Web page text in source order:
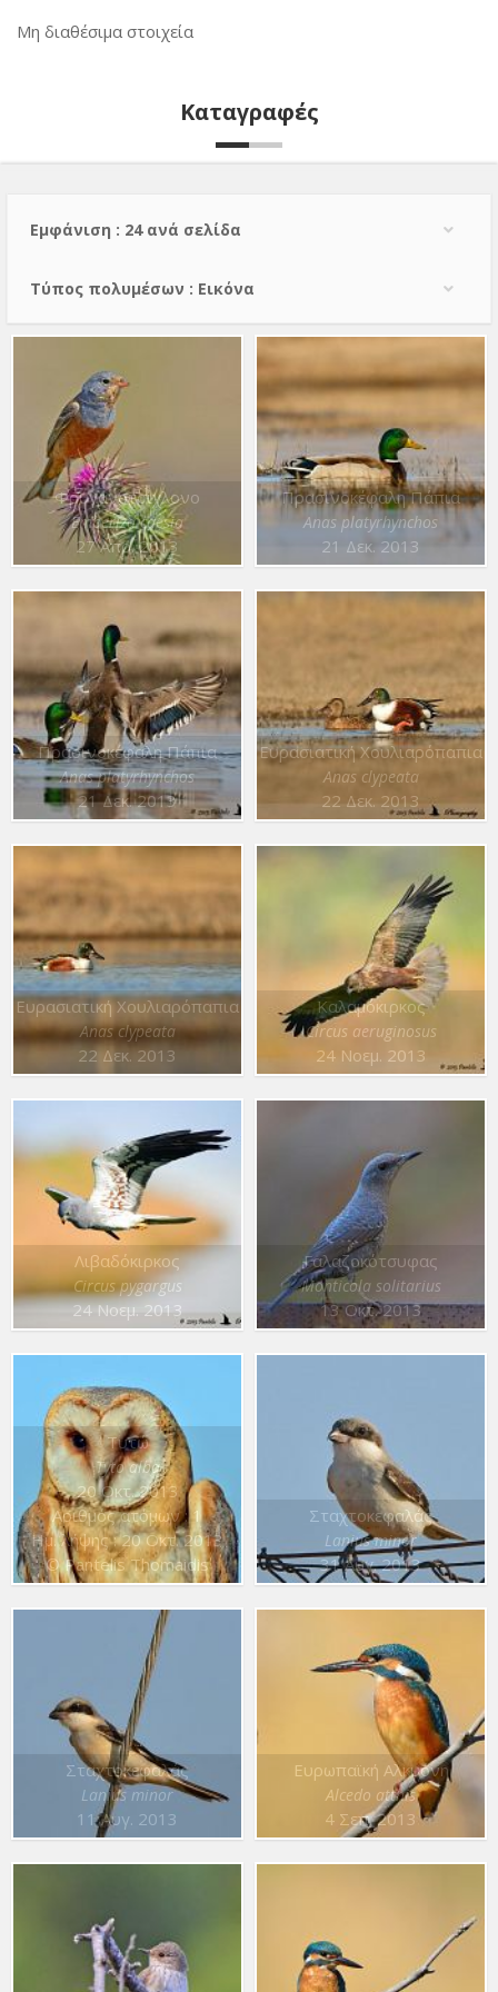
Μη διαθέσιμα στοιχεία
Καταγραφές
Εμφάνιση : 24 ανά σελίδα
Τύπος πολυμέσων : Εικόνα
Φρυγανοτσίχλονο
Emberiza caesia
27 Απρ. 2013
Πρασινοκέφαλη Πάπια
Anas platyrhynchos
21 Δεκ. 2013
Πρασινοκέφαλη Πάπια
Anas platyrhynchos
21 Δεκ. 2013
Ευρασιατική Χουλιαρόπαπια
Anas clypeata
22 Δεκ. 2013
Ευρασιατική Χουλιαρόπαπια
Anas clypeata
22 Δεκ. 2013
Καλαμόκιρκος
Circus aeruginosus
24 Νοεμ. 2013
Λιβαδόκιρκος
Circus pygargus
24 Νοεμ. 2013
Γαλαζοκότσυφας
Monticola solitarius
13 Οκτ. 2013
Τυτώ
Tyto alba
20 Οκτ. 2013
Αριθμός ατόμων : 1
Ημ. λήψης : 20 Οκτ. 2013
© Pantelis Thomaidis
Σταχτοκεφαλάς
Lanius minor
31 Αυγ. 2013
Σταχτοκεφαλάς
Lanius minor
11 Αυγ. 2013
Ευρωπαϊκή Αλκυόνη
Alcedo atthis
4 Σεπ. 2013